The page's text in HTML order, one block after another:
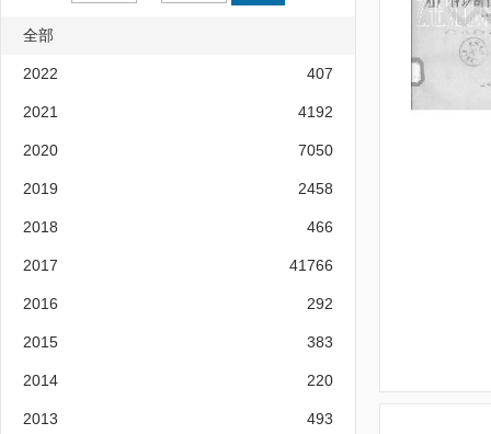
全部
2022 407
2021 4192
2020 7050
2019 2458
2018 466
2017 41766
2016 292
2015 383
2014 220
2013 493